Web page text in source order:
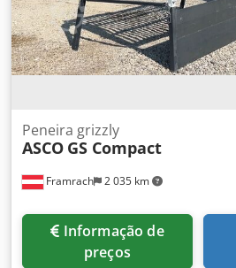
Framrach 2 035 km
Peneira grizzly
ASCO GS Compact
preços